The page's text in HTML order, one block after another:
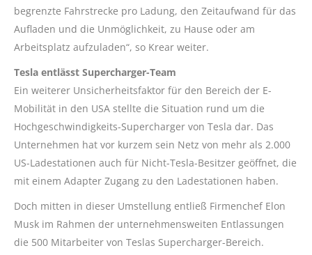
begrenzte Fahrstrecke pro Ladung, den Zeitaufwand für das
Aufladen und die Unmöglichkeit, zu Hause oder am
Arbeitsplatz aufzuladen“, so Krear weiter.
Tesla entlässt Supercharger-Team
Ein weiterer Unsicherheitsfaktor für den Bereich der E-
Mobilität in den USA stellte die Situation rund um die
Hochgeschwindigkeits-Supercharger von Tesla dar. Das
Unternehmen hat vor kurzem sein Netz von mehr als 2.000
US-Ladestationen auch für Nicht-Tesla-Besitzer geöffnet, die
mit einem Adapter Zugang zu den Ladestationen haben.
Doch mitten in dieser Umstellung entließ Firmenchef Elon
Musk im Rahmen der unternehmensweiten Entlassungen
die 500 Mitarbeiter von Teslas Supercharger-Bereich.